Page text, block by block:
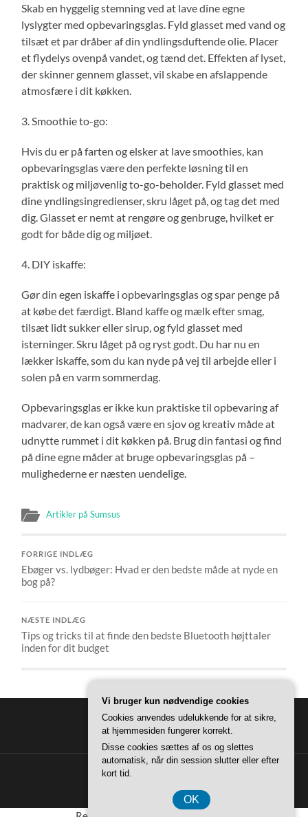
Skab en hyggelig stemning ved at lave dine egne
lyslygter med opbevaringsglas. Fyld glasset med vand og
tilsæt et par dråber af din yndlingsduftende olie. Placer
et flydelys ovenpå vandet, og tænd det. Effekten af lyset,
der skinner gennem glasset, vil skabe en afslappende
atmosfære i dit køkken.
3. Smoothie to-go:
Hvis du er på farten og elsker at lave smoothies, kan
opbevaringsglas være den perfekte løsning til en
praktisk og miljøvenlig to-go-beholder. Fyld glasset med
dine yndlingsingredienser, skru låget på, og tag det med
dig. Glasset er nemt at rengøre og genbruge, hvilket er
godt for både dig og miljøet.
4. DIY iskaffe:
Gør din egen iskaffe i opbevaringsglas og spar penge på
at købe det færdigt. Bland kaffe og mælk efter smag,
tilsæt lidt sukker eller sirup, og fyld glasset med
isterninger. Skru låget på og ryst godt. Du har nu en
lækker iskaffe, som du kan nyde på vej til arbejde eller i
solen på en varm sommerdag.
Opbevaringsglas er ikke kun praktiske til opbevaring af
madvarer, de kan også være en sjov og kreativ måde at
udnytte rummet i dit køkken på. Brug din fantasi og find
på dine egne måder at bruge opbevaringsglas på –
mulighederne er næsten uendelige.
Artikler på Sumsus
FORRIGE INDLÆG
Ebøger vs. lydbøger: Hvad er den bedste måde at nyde en
bog på?
NÆSTE INDLÆG
Tips og tricks til at finde den bedste Bluetooth højttaler
inden for dit budget
© 2026
Vi bruger kun nødvendige cookies
Cookies anvendes udelukkende for at sikre,
at hjemmesiden fungerer korrekt.
Disse cookies sættes af os og slettes
automatisk, når din session slutter eller efter
kort tid.
OK